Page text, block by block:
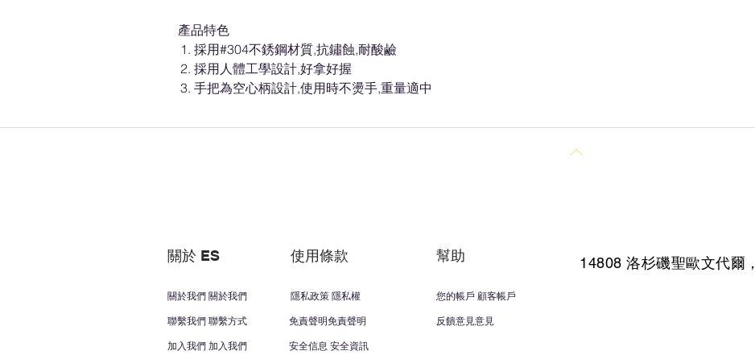
產品特色
採用#304不銹鋼材質,抗鏽蝕,耐酸鹼
採用人體工學設計,好拿好握
手把為空心柄設計,使用時不燙手,重量適中
關於 ES 使用條款 幫助
關於我們 關於我們
聯繫我們 聯繫方式
加入我們 加入我們
隱私政策 隱私權
免責聲明免責聲明
安全信息 安全資訊
您的帳戶 顧客帳戶
反饋意見意見
14808 洛杉磯聖歐文代爾，